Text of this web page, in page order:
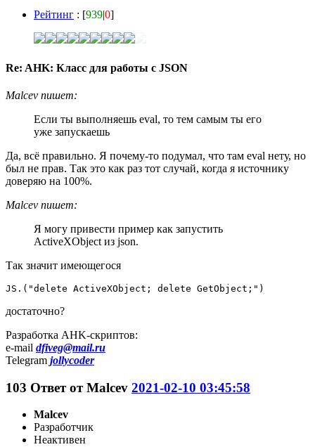
Рейтинг : [939|0]
Re: AHK: Класс для работы с JSON
Malcev пишет:
Если ты выполняешь eval, то тем самым ты его
уже запускаешь
Да, всё правильно. Я почему-то подумал, что там eval нету, но
был не прав. Так это как раз тот случай, когда я источнику
доверяю на 100%.
Malcev пишет:
Я могу привести пример как запустить
ActiveXObject из json.
Так значит имеющегося
JS.("delete ActiveXObject; delete GetObject;")
достаточно?
Разработка AHK-скриптов:
e-mail dfiveg@mail.ru
Telegram jollycoder
103 Ответ отMalcev 2021-02-10 03:45:58
Malcev
Разработчик
Неактивен